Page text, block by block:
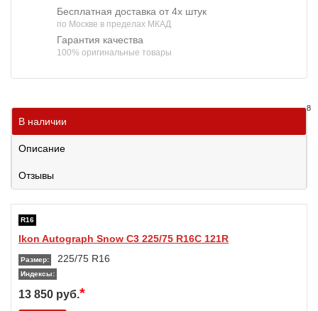
Бесплатная доставка от 4х штук
по Москве в пределах МКАД
Гарантия качества
100% оригинальные товары
В наличии
8
Описание
Отзывы
R16
Ikon Autograph Snow C3 225/75 R16C 121R
Размер: 225/75 R16
Индексы:
13 850 руб.*